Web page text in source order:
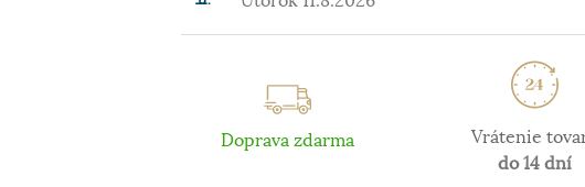
Doprava zdarma
Vrátenie
do 14 dní